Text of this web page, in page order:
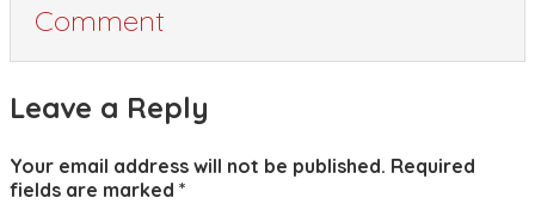
Comment
Leave a Reply
Your email address will not be published. Required
fields are marked *